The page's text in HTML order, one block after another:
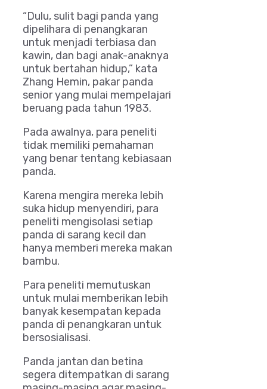
“Dulu, sulit bagi panda yang
dipelihara di penangkaran
untuk menjadi terbiasa dan
kawin, dan bagi anak-anaknya
untuk bertahan hidup,” kata
Zhang Hemin, pakar panda
senior yang mulai mempelajari
beruang pada tahun 1983.
Pada awalnya, para peneliti
tidak memiliki pemahaman
yang benar tentang kebiasaan
panda.
Karena mengira mereka lebih
suka hidup menyendiri, para
peneliti mengisolasi setiap
panda di sarang kecil dan
hanya memberi mereka makan
bambu.
Para peneliti memutuskan
untuk mulai memberikan lebih
banyak kesempatan kepada
panda di penangkaran untuk
bersosialisasi.
Panda jantan dan betina
segera ditempatkan di sarang